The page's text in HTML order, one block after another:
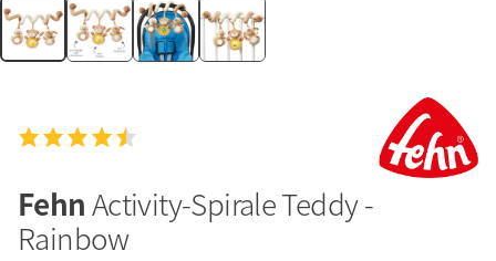
FehnActivity-Spirale Teddy -
Rainbow